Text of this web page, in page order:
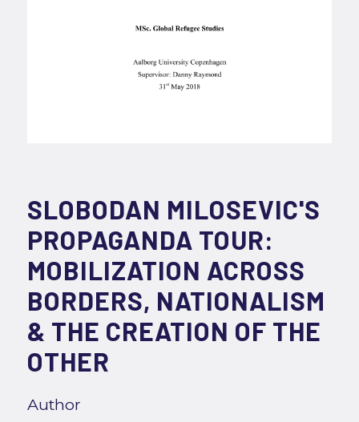
SLOBODAN MILOSEVIC'S
PROPAGANDA TOUR:
MOBILIZATION ACROSS
BORDERS, NATIONALISM
& THE CREATION OF THE
OTHER
Author